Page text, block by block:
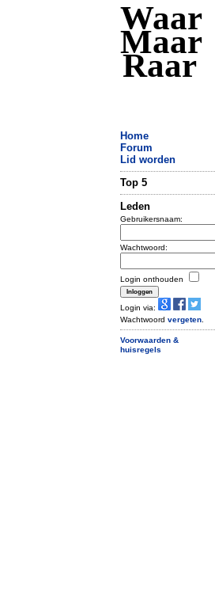
Waar
Maar
Raar
Home
Forum
Lid worden
Top 5
Leden
Gebruikersnaam:
Wachtwoord:
Login onthouden
Login via:
Wachtwoord vergeten
Voorwaarden &
huisregels